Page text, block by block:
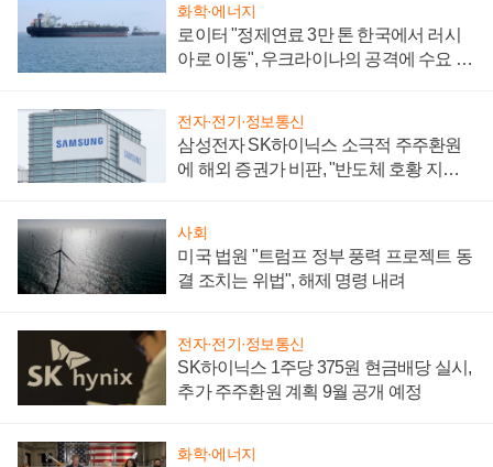
화학·에너지
로이터 "정제연료 3만 톤 한국에서 러시
아로 이동", 우크라이나의 공격에 수요 늘
전자·전기·정보통신
삼성전자 SK하이닉스 소극적 주주환원
에 해외 증권가 비판, "반도체 호황 지속
사회
미국 법원 "트럼프 정부 풍력 프로젝트 동
결 조치는 위법", 해제 명령 내려
전자·전기·정보통신
SK하이닉스 1주당 375원 현금배당 실시,
추가 주주환원 계획 9월 공개 예정
화학·에너지